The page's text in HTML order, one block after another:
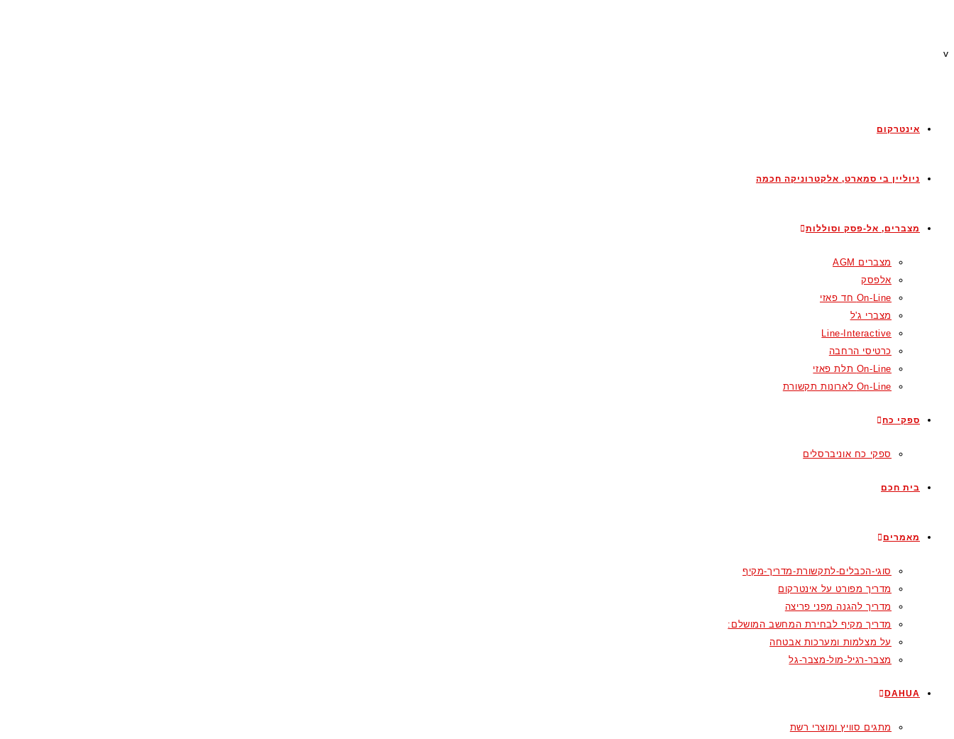
v
אינטרקום
ניוליין בי סמארט, אלקטרוניקה חכמה
מצברים, אל-פסק וסוללות
מצברים AGM
אלפסק
On-Line חד פאזי
מצברי ג'ל
Line-Interactive
כרטיסי הרחבה
On-Line תלת פאזי
On-Line לארונות תקשורת
ספקי כח
ספקי כח אוניברסלים
בית חכם
מאמרים
סוגי-הכבלים-לתקשורת-מדריך-מקיף
מדריך מפורט על אינטרקום
מדריך להגנה מפני פריצה
מדריך מקיף לבחירת המחשב המושלם:
על מצלמות ומערכות אבטחה
מצבר-רגיל-מול-מצבר-גל
DAHUA
מתגים סוויץ ומוצרי רשת